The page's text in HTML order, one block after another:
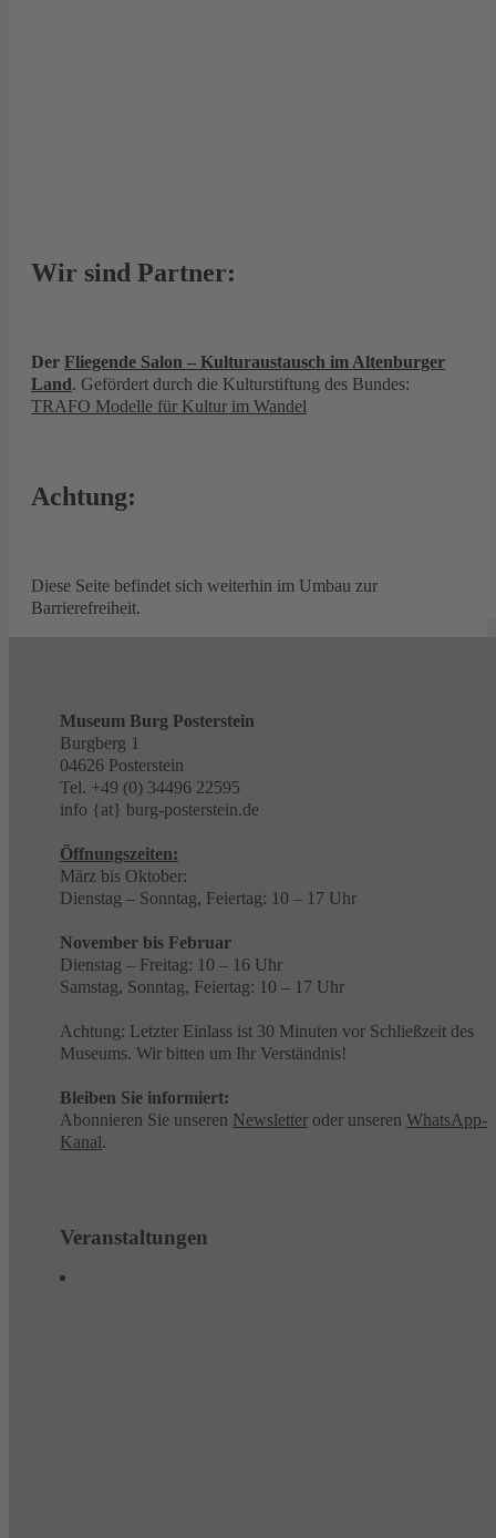
Wir sind Partner:
Der Fliegende Salon – Kulturaustausch im Altenburger
Land. Gefördert durch die Kulturstiftung des Bundes:
TRAFO Modelle für Kultur im Wandel
Achtung:
Diese Seite befindet sich weiterhin im Umbau zur
Barrierefreiheit.
Museum Burg Posterstein
Burgberg 1
04626 Posterstein
Tel. +49 (0) 34496 22595
info {at} burg-posterstein.de
Öffnungszeiten:
März bis Oktober:
Dienstag – Sonntag, Feiertag: 10 – 17 Uhr
November bis Februar
Dienstag – Freitag: 10 – 16 Uhr
Samstag, Sonntag, Feiertag: 10 – 17 Uhr
Achtung: Letzter Einlass ist 30 Minuten vor Schließzeit des
Museums. Wir bitten um Ihr Verständnis!
Bleiben Sie informiert:
Abonnieren Sie unseren Newsletter oder unseren WhatsApp-
Kanal.
Veranstaltungen